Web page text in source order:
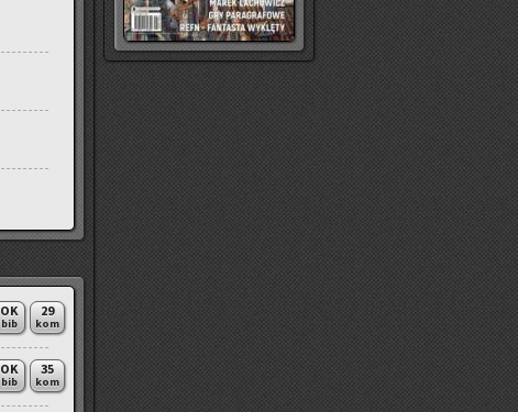
29
kom
OK
bib
35
kom
OK
bib